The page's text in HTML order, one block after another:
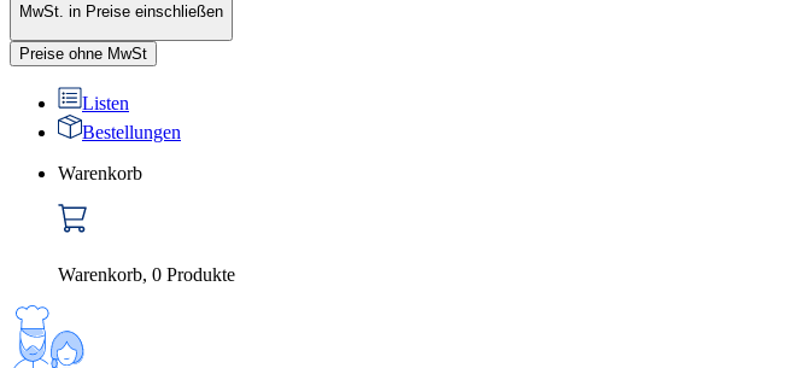
MwSt. in Preise einschließen
Preise ohne MwSt
Listen
Bestellungen
Warenkorb
Warenkorb, 0 Produkte